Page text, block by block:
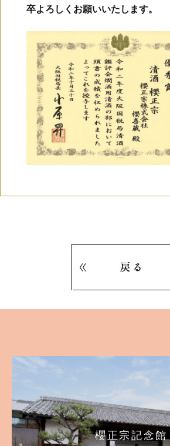
卒よろしくお願いいたします。
櫻正宗記念館